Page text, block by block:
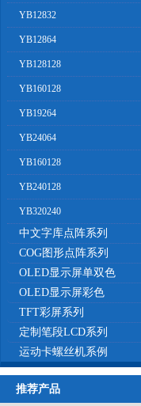
YB12832
YB12864
YB128128
YB160128
YB19264
YB24064
YB160128
YB240128
YB320240
中文字库点阵系列
COG图形点阵系列
OLED显示屏单双色
OLED显示屏彩色
TFT彩屏系列
定制笔段LCD系列
运动卡螺丝机系例
推荐产品